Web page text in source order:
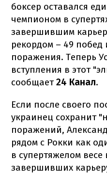
боксер оставался
чемпионом в
завершившим
рекордом – 49 побед
поражения. Теперь
вступления в этот
сообщает24 Канал.
Если после своего
украинец сохранит
поражений,
рядом с Рокки как
в супертяжелом весе
завершивших